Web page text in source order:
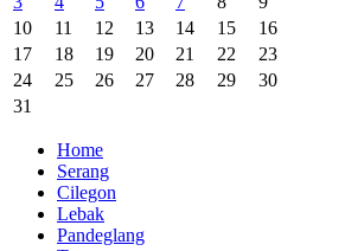
10
11 12 13 14 15
16
17
18 19 20 21 22
23
24
25 26 27 28 29
30
31
Home
Serang
Cilegon
Lebak
Pandeglang